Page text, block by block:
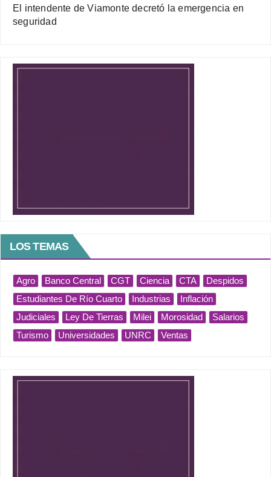
El intendente de Viamonte decretó la emergencia en
seguridad
LOS TEMAS
Agro Banco Central CGT Ciencia CTA
Despidos
Estudiantes De Río Cuarto
Industrias
Inflación
Judiciales
Ley De Tierras Milei Morosidad
Salarios
Turismo
Universidades UNRC Ventas